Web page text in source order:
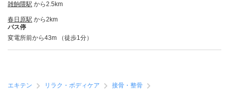
雑餉隈駅 から2.5km
春日原駅 から2km
バス停
変電所前から43m （徒歩1分）
エキテン リラク・ボディケア
接骨・整骨